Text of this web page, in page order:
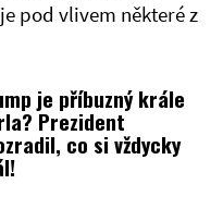
pod vlivem některé z
je příbuzný krále
Prezident
co si vždycky